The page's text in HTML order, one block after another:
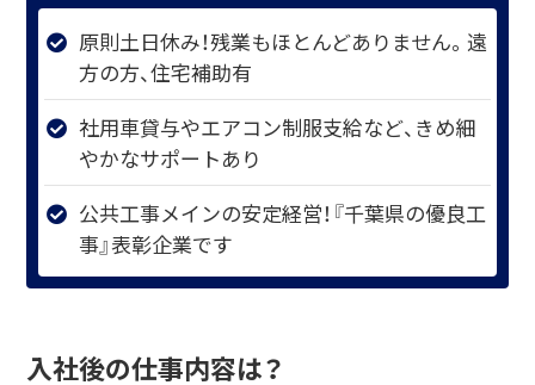
原則土日休み！残業もほとんどありません。遠
方の方、住宅補助有
社用車貸与やエアコン制服支給など、きめ細
やかなサポートあり
公共工事メインの安定経営！『千葉県の優良工
事』表彰企業です
入社後の仕事内容は？